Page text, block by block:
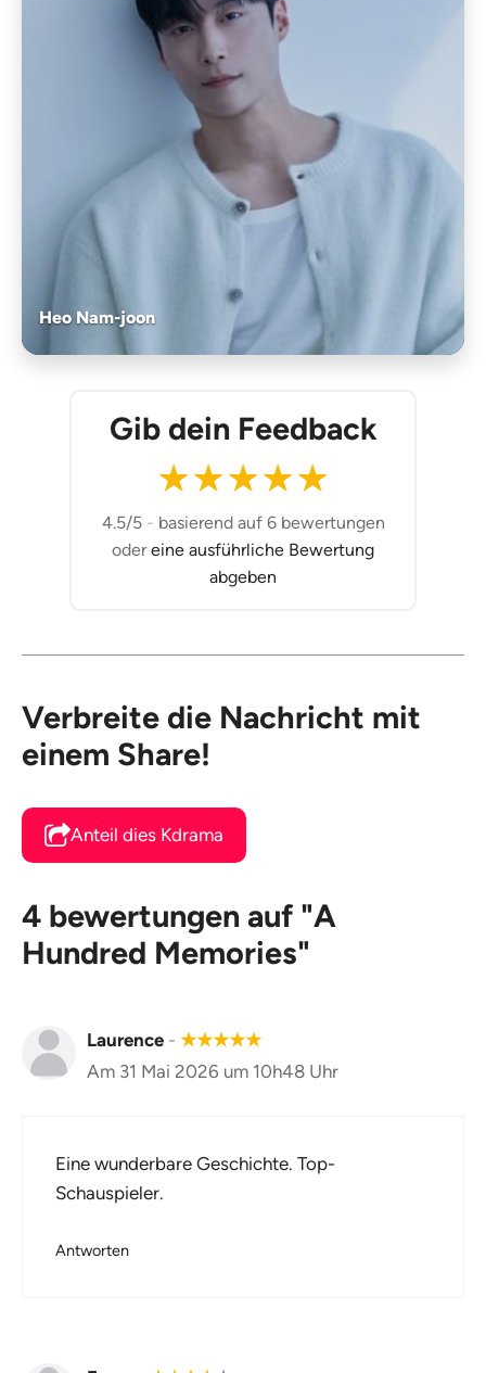
Heo Nam-joon
Gib dein Feedback
★★★★★
4.5/5 - basierend auf 6 bewertungen
odereine ausführliche Bewertung
abgeben
Verbreite die Nachricht mit
einem Share!
Anteil dies Kdrama
4 bewertungen auf "A
Hundred Memories"
Laurence - ★★★★★
Am 31 Mai 2026 um 10h48 Uhr
Eine wunderbare Geschichte. Top-
Schauspieler.
Antworten